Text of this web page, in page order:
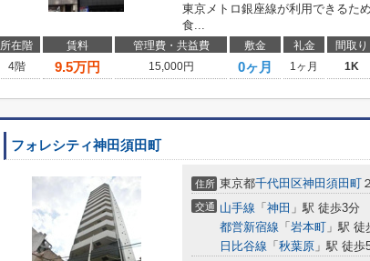
東京メトロ銀座線が利用できるた
食...
所在階 賃料 管理費・共益費 敷金 礼金 間取り
4階
9.5万円 15,000円 0ヶ月 1ヶ月 1K
フォレシティ神田須田町
住所 東京都千代田区神田須田町
交通 山手線 「 神田 」駅 徒歩3分
都営新宿線 「 岩本町 」駅 徒
日比谷線 「 秋葉原 」駅 徒歩